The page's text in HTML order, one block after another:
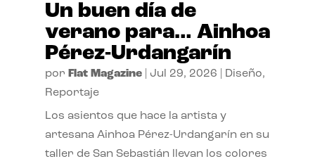
Un buen día de
verano para… Ainhoa
Pérez-Urdangarín
por Flat Magazine| Jul 29, 2026 Diseño,
Reportaje
Los asientos que hace la artista y
artesana Ainhoa Pérez-Urdangarín en su
taller de San Sebastián llevan los colores